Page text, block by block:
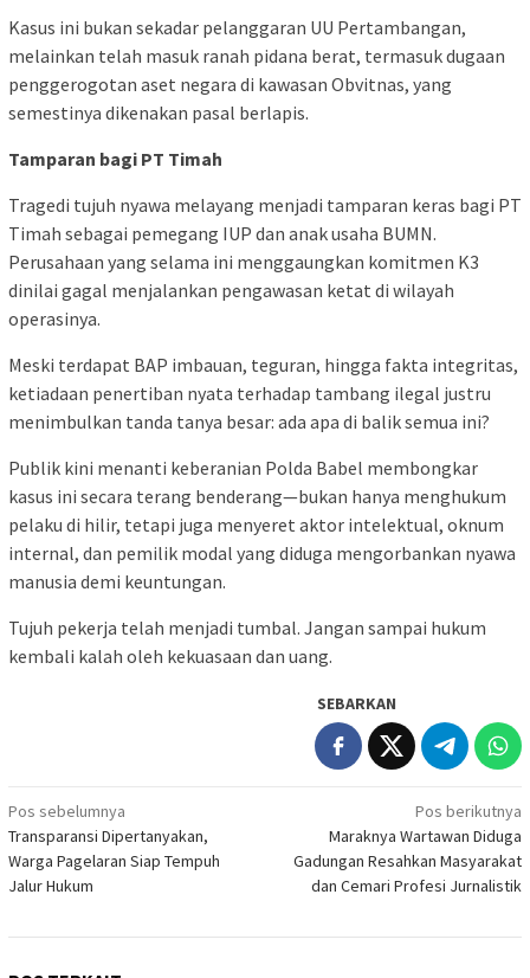
Kasus ini bukan sekadar pelanggaran UU Pertambangan,
melainkan telah masuk ranah pidana berat, termasuk dugaan
penggerogotan aset negara di kawasan Obvitnas, yang
semestinya dikenakan pasal berlapis.
Tamparan bagi PT Timah
Tragedi tujuh nyawa melayang menjadi tamparan keras bagi PT
Timah sebagai pemegang IUP dan anak usaha BUMN.
Perusahaan yang selama ini menggaungkan komitmen K3
dinilai gagal menjalankan pengawasan ketat di wilayah
operasinya.
Meski terdapat BAP imbauan, teguran, hingga fakta integritas,
ketiadaan penertiban nyata terhadap tambang ilegal justru
menimbulkan tanda tanya besar: ada apa di balik semua ini?
Publik kini menanti keberanian Polda Babel membongkar
kasus ini secara terang benderang—bukan hanya menghukum
pelaku di hilir, tetapi juga menyeret aktor intelektual, oknum
internal, dan pemilik modal yang diduga mengorbankan nyawa
manusia demi keuntungan.
Tujuh pekerja telah menjadi tumbal. Jangan sampai hukum
kembali kalah oleh kekuasaan dan uang.
SEBARKAN
Navigasi
pos
Pos sebelumnya
Transparansi Dipertanyakan,
Warga Pagelaran Siap Tempuh
Jalur Hukum
Pos berikutnya
Maraknya Wartawan Diduga
Gadungan Resahkan Masyarakat
dan Cemari Profesi Jurnalistik